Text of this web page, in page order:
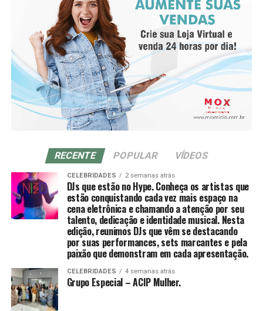
RECENTE POPULAR VÍDEOS
CELEBRIDADES 2 semanas atrás
DJs que estão no Hype. Conheça os artistas que
estão conquistando cada vez mais espaço na
cena eletrônica e chamando a atenção por seu
talento, dedicação e identidade musical. Nesta
edição, reunimos DJs que vêm se destacando
por suas performances, sets marcantes e pela
paixão que demonstram em cada apresentação.
CELEBRIDADES 4 semanas atrás
Grupo Especial – ACIP Mulher.